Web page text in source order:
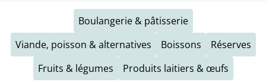
Boulangerie & pâtisserie
Viande, poisson & alternatives
Boissons
Réserves
Fruits & légumes
Produits laitiers & œufs